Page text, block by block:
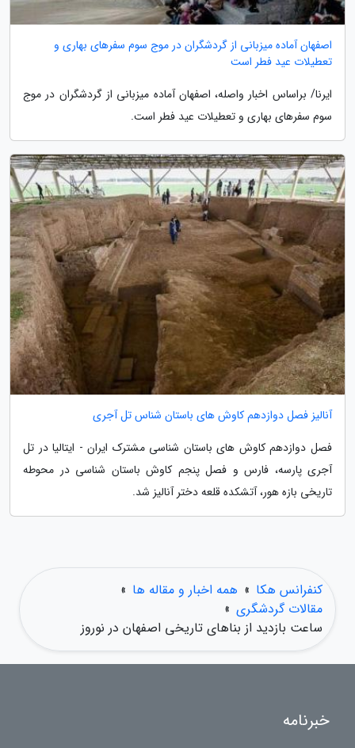
اصفهان آماده میزبانی از گردشگران در موج سوم سفرهای بهاری و
تعطیلات عید فطر است
ایرنا/ براساس اخبار واصله، اصفهان آماده میزبانی از گردشگران در موج
سوم سفرهای بهاری و تعطیلات عید فطر است.
آنالیز فصل دوازدهم کاوش های باستان شناس تل آجری
فصل دوازدهم کاوش های باستان شناسی مشترک ایران - ایتالیا در تل
آجری پارسه، فارس و فصل پنجم کاوش باستان شناسی در محوطه
تاریخی بازه هور، آتشکده قلعه دختر آنالیز شد.
کنفرانس هکا » همه اخبار و مقاله ها »
مقالات گردشگری »
ساعت بازدید از بناهای تاریخی اصفهان در نوروز
خبرنامه